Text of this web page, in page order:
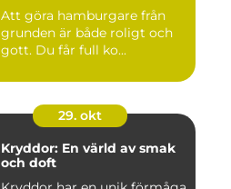
Att göra hamburgare från
grunden är både roligt och
gott. Du får full ko...
29. okt
Kryddor: En värld av smak
och doft